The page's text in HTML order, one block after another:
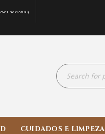
nacional)
CUIDADOS E LIMPEZA